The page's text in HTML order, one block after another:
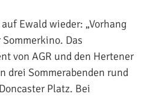
Ewald wieder: „Vorhang
Das
von AGR und den Hertener
drei Sommerabenden rund
Platz. Bei